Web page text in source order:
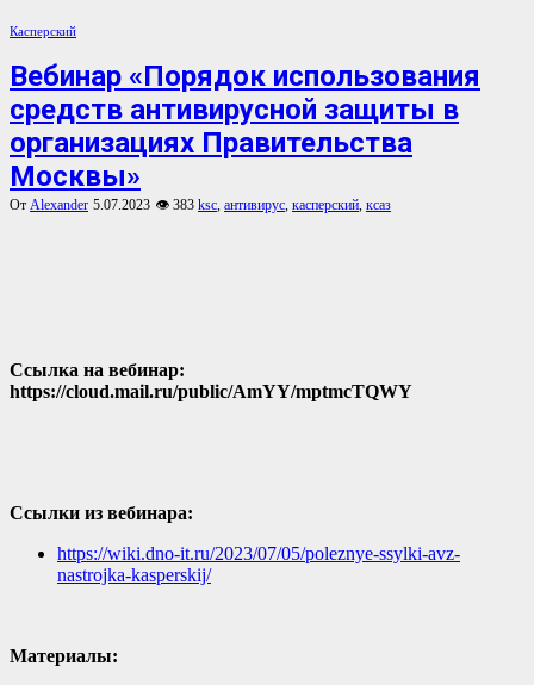
Касперский
Вебинар «Порядок использования
средств антивирусной защиты в
организациях Правительства
Москвы»
От Alexander 5.07.2023 👁 383 ksc, антивирус, касперский, ксаз
Ссылка на вебинар:
https://cloud.mail.ru/public/AmYY/mptmcTQWY
Ссылки из вебинара:
https://wiki.dno-it.ru/2023/07/05/poleznye-ssylki-avz-
nastrojka-kasperskij/
Материалы: